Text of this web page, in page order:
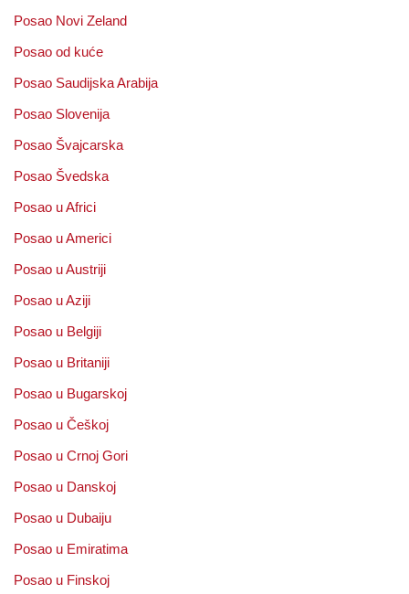
Posao Novi Zeland
Posao od kuće
Posao Saudijska Arabija
Posao Slovenija
Posao Švajcarska
Posao Švedska
Posao u Africi
Posao u Americi
Posao u Austriji
Posao u Aziji
Posao u Belgiji
Posao u Britaniji
Posao u Bugarskoj
Posao u Češkoj
Posao u Crnoj Gori
Posao u Danskoj
Posao u Dubaiju
Posao u Emiratima
Posao u Finskoj